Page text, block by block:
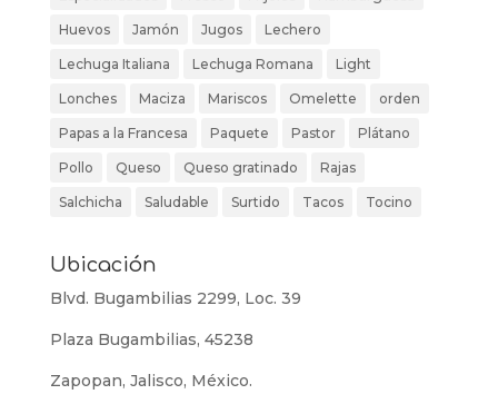
Huevos Jamón Jugos Lechero
Lechuga Italiana Lechuga Romana Light
Lonches Maciza Mariscos Omelette orden
Papas a la Francesa Paquete Pastor Plátano
Pollo Queso Queso gratinado Rajas
Salchicha Saludable Surtido Tacos Tocino
Ubicación
Blvd. Bugambilias 2299, Loc. 39
Plaza Bugambilias, 45238
Zapopan, Jalisco, México.